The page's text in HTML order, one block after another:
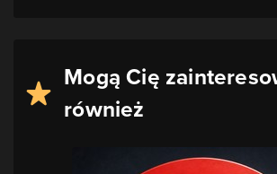
Mogą Cię
również